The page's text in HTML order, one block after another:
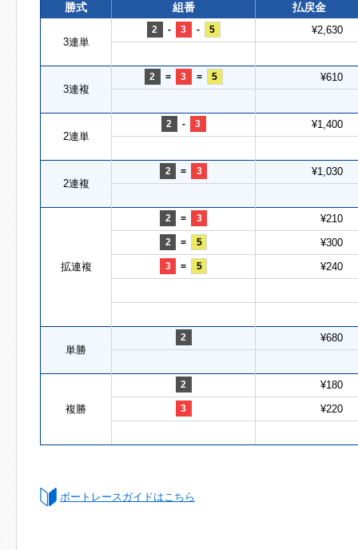
勝式 組番 払戻金
3連単
2 - 3 - 5 ¥2,630
3連複
2 = 3 = 5 ¥610
2連単
2 - 3 ¥1,400
2連複
2 = 3 ¥1,030
拡連複
2 = 3 ¥210
2 = 5 ¥300
3 = 5 ¥240
単勝
2 ¥680
複勝
2 ¥180
3 ¥220
ボートレースガイドはこちら